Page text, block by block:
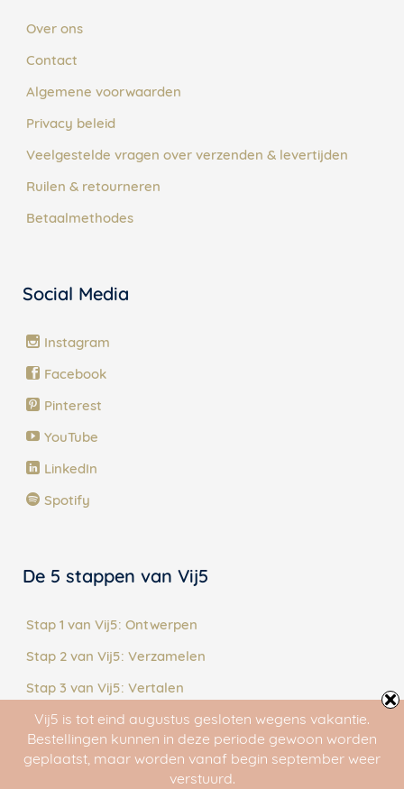
Over ons
Contact
Algemene voorwaarden
Privacy beleid
Veelgestelde vragen over verzenden & levertijden
Ruilen & retourneren
Betaalmethodes
Social Media
Instagram
Facebook
Pinterest
YouTube
LinkedIn
Spotify
De 5 stappen van Vij5
Stap 1 van Vij5: Ontwerpen
Stap 2 van Vij5: Verzamelen
Stap 3 van Vij5: Vertalen
Stap 4 van Vij5: Maken
Stap 5 van Vij5: Delen
Vij5 is tot eind augustus gesloten wegens vakantie.
Bestellingen kunnen in deze periode gewoon worden
geplaatst, maar worden vanaf begin september weer
verstuurd.